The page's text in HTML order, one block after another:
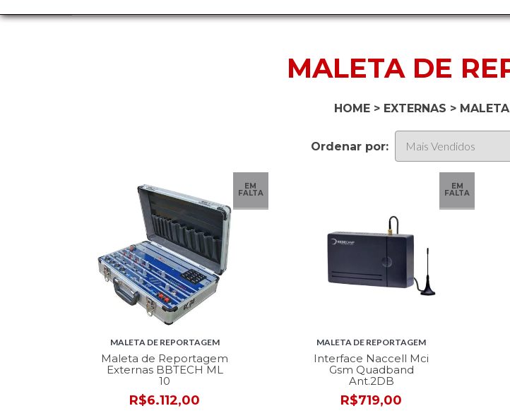
MALETA DE
HOME > EXTERNAS >
Ordenar por:
EM
FALTA
MALETA DE REPORTAGEM
Maleta de Reportagem
Externas BBTECH ML
10
R$6.112,00
EM
FALTA
MALETA DE REPORTAGEM
Interface Naccell Mci
Gsm Quadband
Ant.2DB
R$719,00